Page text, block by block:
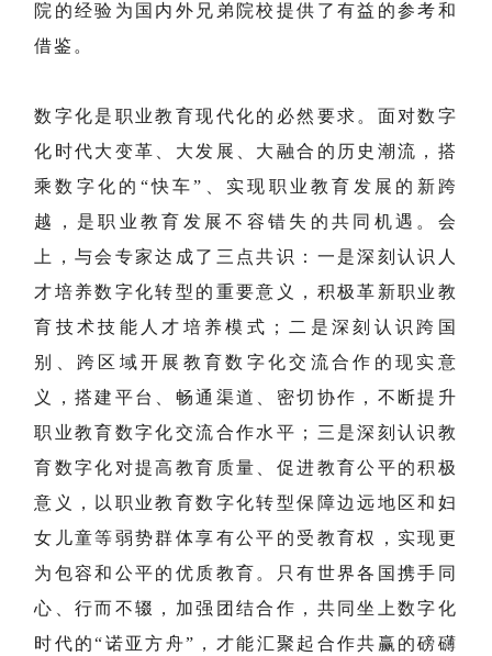
院的经验为国内外兄弟院校提供了有益的参考和
借鉴。
数字化是职业教育现代化的必然要求。面对数字
化时代大变革、大发展、大融合的历史潮流，搭
乘数字化的“快车”、实现职业教育发展的新跨
越，是职业教育发展不容错失的共同机遇。会
上，与会专家达成了三点共识：一是深刻认识人
才培养数字化转型的重要意义，积极革新职业教
育技术技能人才培养模式；二是深刻认识跨国
别、跨区域开展教育数字化交流合作的现实意
义，搭建平台、畅通渠道、密切协作，不断提升
职业教育数字化交流合作水平；三是深刻认识教
育数字化对提高教育质量、促进教育公平的积极
意义，以职业教育数字化转型保障边远地区和妇
女儿童等弱势群体享有公平的受教育权，实现更
为包容和公平的优质教育。只有世界各国携手同
心、行而不辍，加强团结合作，共同坐上数字化
时代的“诺亚方舟”，才能汇聚起合作共赢的磅礴